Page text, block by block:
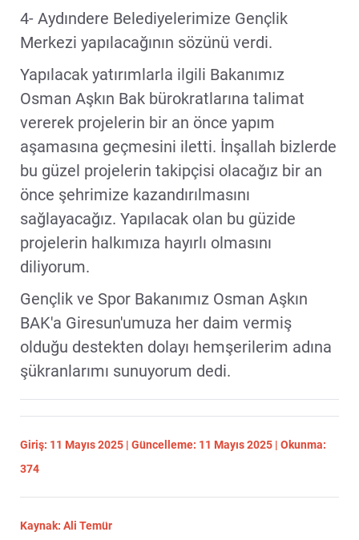
4- Aydındere Belediyelerimize Gençlik
Merkezi yapılacağının sözünü verdi.
Yapılacak yatırımlarla ilgili Bakanımız
Osman Aşkın Bak bürokratlarına talimat
vererek projelerin bir an önce yapım
aşamasına geçmesini iletti. İnşallah bizlerde
bu güzel projelerin takipçisi olacağız bir an
önce şehrimize kazandırılmasını
sağlayacağız. Yapılacak olan bu güzide
projelerin halkımıza hayırlı olmasını
diliyorum.
Gençlik ve Spor Bakanımız Osman Aşkın
BAK'a Giresun'umuza her daim vermiş
olduğu destekten dolayı hemşerilerim adına
şükranlarımı sunuyorum dedi.
Giriş: 11 Mayıs 2025 | Güncelleme: 11 Mayıs 2025 | Okunma:
374
Kaynak: Ali Temür